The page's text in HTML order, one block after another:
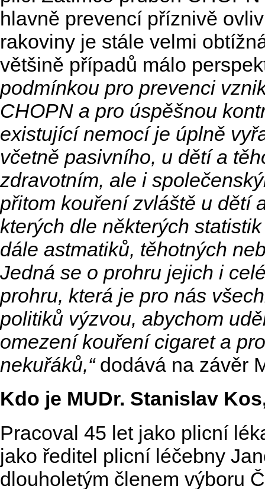
hlavně prevencí příznivě
rakoviny je stále velmi
většině případů málo
podmínkou pro prevenci
CHOPN a pro úspěšnou
existující nemocí je úplně
včetně pasivního, u dětí a
zdravotním, ale i
přitom kouření zvláště u dětí
kterých dle některých
dále astmatiků, těhotných
Jedná se o prohru jejich i
prohru, která je pro nás
politiků výzvou, abychom
omezení kouření cigaret a
nekuřáků,“dodává na závěr
Kdo je MUDr. Stanislav
Pracoval 45 let jako plicní
jako ředitel plicní léčebny
dlouholetým členem výboru